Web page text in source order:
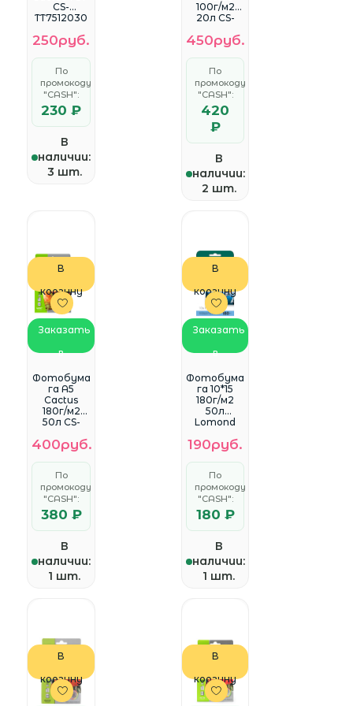
CS-
TT7512030
сег.:75x120
мм
самоклей.
300шт/
рул белый
(цена за
1шт/
кратно
3шт)
250руб.
По
промокоду
"CASH":
230 ₽
В
наличии:
3 шт.
100г/м2
20л CS-
0 Матовая
Самоклея
щаяся
450руб.
По
промокоду
"CASH":
420
₽
В
наличии:
2 шт.
В
корзину
Заказать
в
WhatsApp
Фотобума
га A5
Cactus
180г/м2
50л CS-
Глянцевая
400руб.
По
промокоду
"CASH":
380 ₽
В
наличии:
1 шт.
В
корзину
Заказать
в
WhatsApp
Фотобума
га 10*15
180г/м2
50л
Lomond
Матовая
одностор
онняя
190руб.
По
промокоду
"CASH":
180 ₽
В
наличии:
1 шт.
В
корзину
В
корзину